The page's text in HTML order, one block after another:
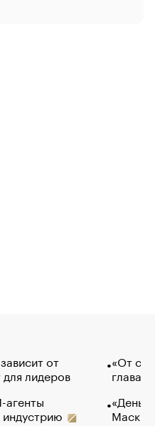
от
лидеров
агенты
«От
глава
Маск в